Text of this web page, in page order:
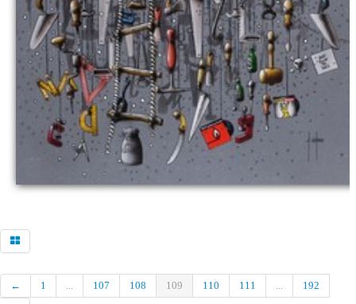
← 1 ... 107 108 109 110 111 ...
192